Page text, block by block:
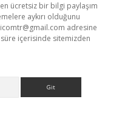
ücretsiz bir bilgi paylaşım
aykırı olduğunu
adresine
içerisinde sitemizden